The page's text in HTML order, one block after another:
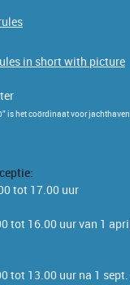
in short with picture
is het coördinaat voor
tot 17.00 uur
tot 16.00 uur van 1
tot 13.00 uur na 1